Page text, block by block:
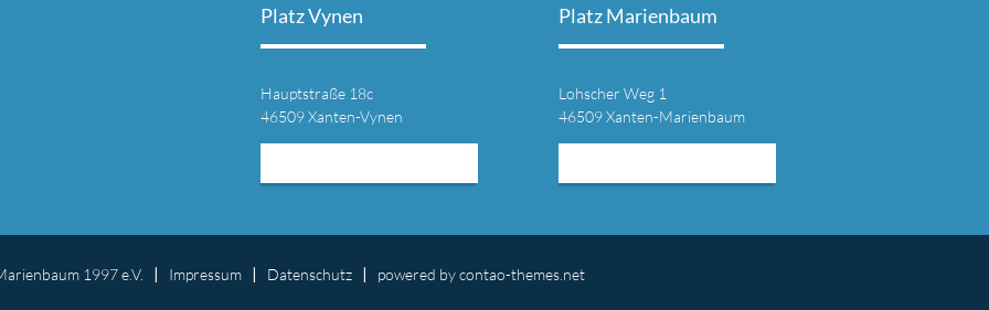
Platz Vynen
Hauptstraße 18c
46509 Xanten-Vynen
Platz Marienbaum
Lohscher Weg 1
46509 Xanten-Marienbaum
1997 e.V. Impressum Datenschutz powered bycontao-themes.net